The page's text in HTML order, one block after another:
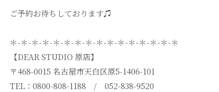
ご予約お待ちしております♫
＊-＊-＊-＊-＊-＊-＊-＊-＊-＊-＊-＊-＊-＊-＊-＊
【DEAR STUDIO 原店】
〒468-0015 名古屋市天白区原5-1406-101
TEL：0800-808-1188 / 052-838-9520